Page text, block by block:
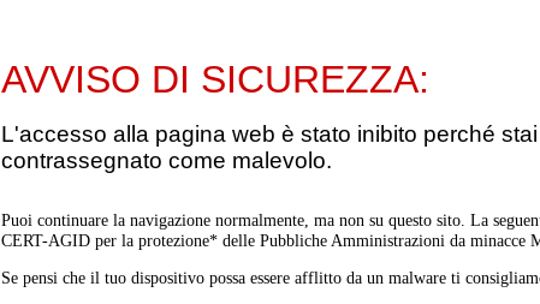
AVVISO DI SICUREZZA:
L'accesso alla pagina web è stato inibito perché
contrassegnato come malevolo.
Puoi continuare la navigazione normalmente, ma non su questo sito. La
CERT-AGID per la protezione* delle Pubbliche Amministrazioni da minacce
Se pensi che il tuo dispositivo possa essere afflitto da un malware ti